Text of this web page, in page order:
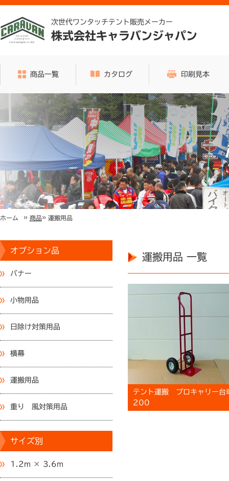
次世代ワンタッチテント販売メーカー
株式会社キャラバンジャパン
商品一覧 カタログ 印刷見本
ホーム » 商品» 運搬用品
オプション品
バナー
小物用品
日除け対策用品
横幕
運搬用品
重り 風対策用品
サイズ別
1.2m × 3.6m
運搬用品 一覧
テント運搬 プロキャリー台
200